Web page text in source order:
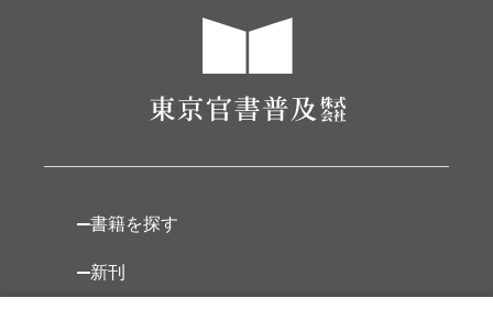
書籍を探す
新刊